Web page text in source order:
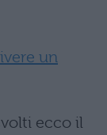
un
ecco il